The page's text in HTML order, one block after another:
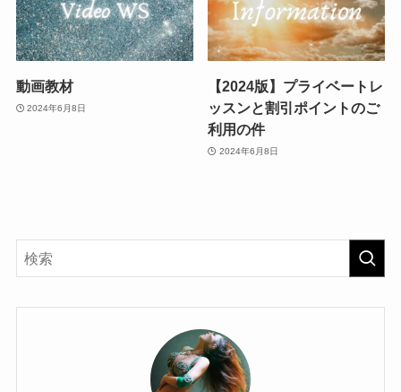
動画教材
2024年6月8日
【2024版】プライベートレ
ッスンと割引ポイントのご
利用の件
2024年6月8日